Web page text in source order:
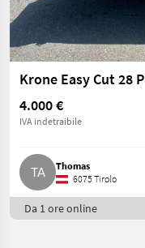
Krone Easy Cut 28 P
4.000 €
IVA indetraibile
Thomas
6075 Tirolo
Da 1 ore online